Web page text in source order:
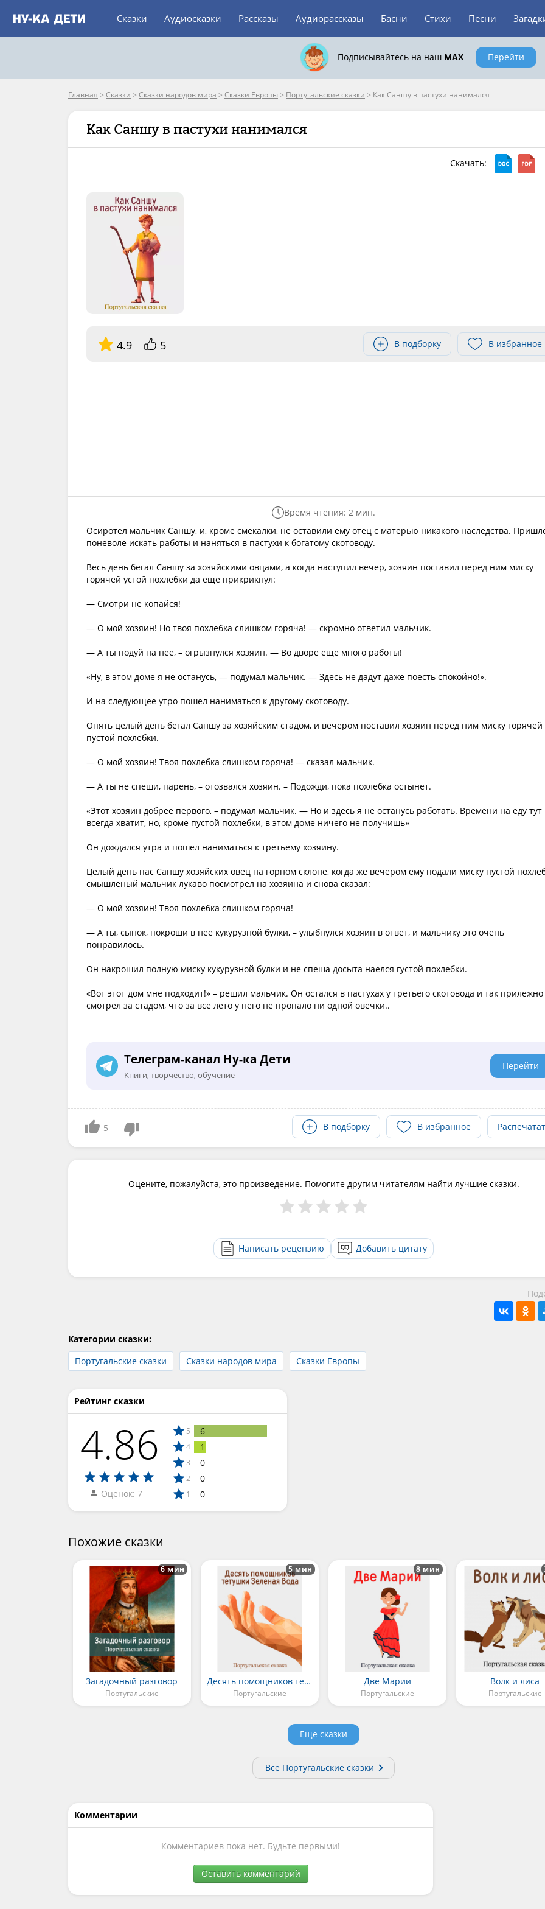
Сказки Аудиосказки Рассказы Аудиорассказы Басни Стихи Песни
Подписывайтесь на наш MAX Перейти
Главная > Сказки > Сказки народов мира > Сказки Европы > Португальские сказки > Как Саншу в пастухи нанимался
Как Саншу в пастухи нанимался
Скачать:
4.9 5 В подборку В избранное
Время чтения: 2 мин.
Осиротел мальчик Саншу, и, кроме смекалки, не оставили ему отец с матерью никакого наследства.
поневоле искать работы и наняться в пастухи к богатому скотоводу.
Весь день бегал Саншу за хозяйскими овцами, а когда наступил вечер, хозяин поставил перед ним миску
горячей устой похлебки да еще прикрикнул:
— Смотри не копайся!
— О мой хозяин! Но твоя похлебка слишком горяча! — скромно ответил мальчик.
— А ты подуй на нее, – огрызнулся хозяин. — Во дворе еще много работы!
«Ну, в этом доме я не останусь, — подумал мальчик. — Здесь не дадут даже поесть спокойно!».
И на следующее утро пошел наниматься к другому скотоводу.
Опять целый день бегал Саншу за хозяйским стадом, и вечером поставил хозяин перед ним миску горячей
пустой похлебки.
— О мой хозяин! Твоя похлебка слишком горяча! — сказал мальчик.
— А ты не спеши, парень, – отозвался хозяин. – Подожди, пока похлебка остынет.
«Этот хозяин добрее первого, – подумал мальчик. — Но и здесь я не останусь работать. Времени на еду тут
всегда хватит, но, кроме пустой похлебки, в этом доме ничего не получишь»
Он дождался утра и пошел наниматься к третьему хозяину.
Целый день пас Саншу хозяйских овец на горном склоне, когда же вечером ему подали миску пустой
смышленый мальчик лукаво посмотрел на хозяина и снова сказал:
— О мой хозяин! Твоя похлебка слишком горяча!
— А ты, сынок, покроши в нее кукурузной булки, – улыбнулся хозяин в ответ, и мальчику это очень
понравилось.
Он накрошил полную миску кукурузной булки и не спеша досыта наелся густой похлебки.
«Вот этот дом мне подходит!» – решил мальчик. Он остался в пастухах у третьего скотовода и так прилежно
смотрел за стадом, что за все лето у него не пропало ни одной овечки..
Телеграм-канал Ну-ка Дети
Книги, творчество, обучение
Перейти
5 В подборку В избранное
Оцените, пожалуйста, это произведение. Помогите другим читателям найти лучшие сказки.
Написать рецензию Добавить цитату
Категории сказки:
Португальские сказки
Сказки народов мира Сказки Европы
Рейтинг сказки
4.86
Оценок: 7
5 6
4 1
3 0
2 0
1 0
Похожие сказки
Загадочный разговор
Португальские
6 мин
Десять помощников тетушки Зеленая Вода
Португальские
5 мин
Две Марии
Португальские
8 мин
Волк и лиса
Португальские
Еще сказки
Все Португальские сказки
Комментарии
Комментариев пока нет. Будьте первыми!
Оставить комментарий